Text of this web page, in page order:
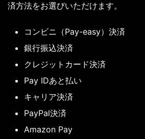
済方法をお選びいただけます。
コンビニ（Pay-easy）決済
銀行振込決済
クレジットカード決済
Pay IDあと払い
キャリア決済
PayPal決済
Amazon Pay